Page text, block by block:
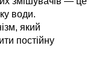
води.
який
постійну